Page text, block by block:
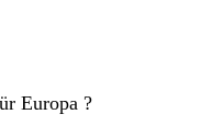
Europa ?